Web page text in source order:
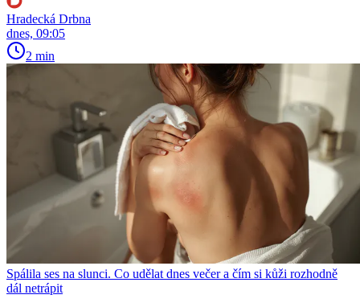
Hradecká Drbna
dnes, 09:05
2 min
Spálila ses na slunci. Co udělat dnes večer a čím si kůži rozhodně
dál netrápit